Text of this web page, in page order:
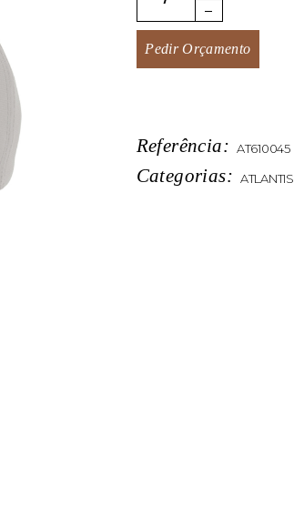
Pedir Orçamento
Referência: AT610045
Categorias: ATLANTIS